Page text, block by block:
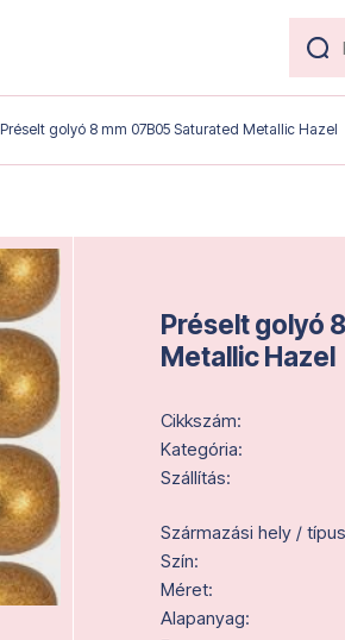
Préselt golyó 8 mm 07B05 Saturated Metallic Hazel
Préselt golyó
Metallic Hazel
Cikkszám:
Kategória:
Szállítás:
Származási hely /
Szín:
Méret:
Alapanyag: